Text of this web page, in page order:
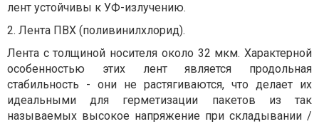
лент устойчивы к УФ-излучению.
2. Лента ПВХ (поливинилхлорид).
Лента с толщиной носителя около 32 мкм. Характерной
особенностью этих лент является продольная
стабильность - они не растягиваются, что делает их
идеальными для герметизации пакетов из так
называемых высокое напряжение при складывании /